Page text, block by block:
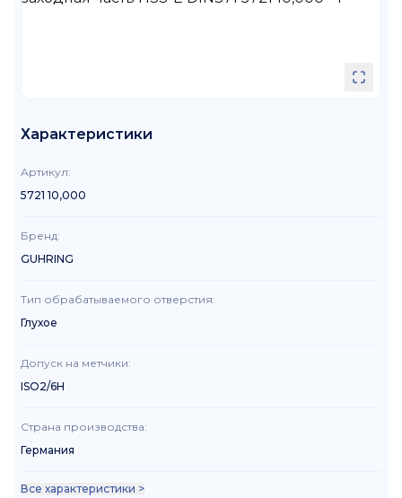
Характеристики
Артикул:
5721 10,000
Бренд:
GUHRING
Тип обрабатываемого отверстия:
Глухое
Допуск на метчики:
ISO2/6H
Страна производства:
Германия
Все характеристики >